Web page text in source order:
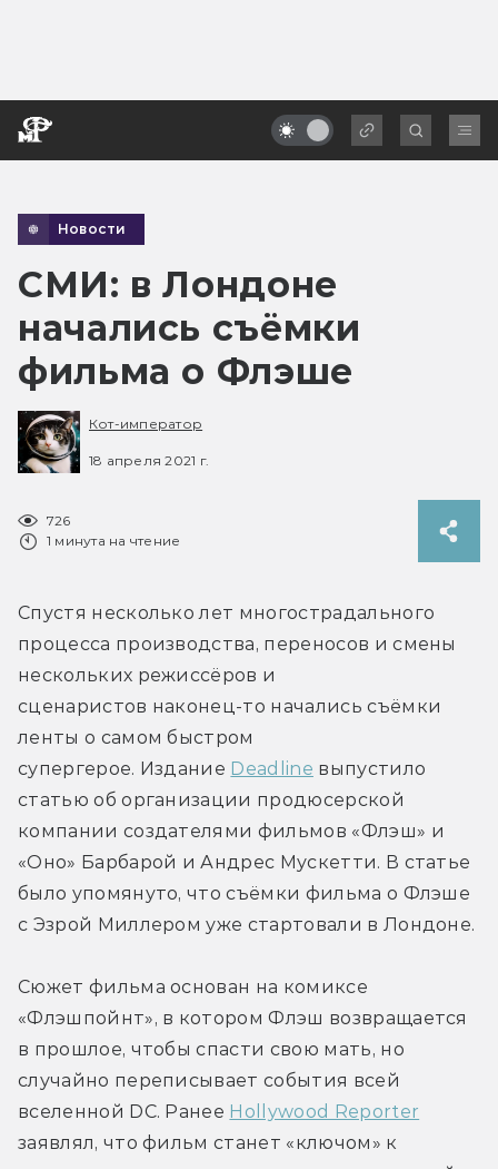
Новости
СМИ: в Лондоне
начались съёмки
фильма о Флэше
Кот-император
18 апреля 2021 г.
726
1 минута на чтение
Спустя несколько лет многострадального
процесса производства, переносов и смены
нескольких режиссёров и
сценаристов наконец-то начались съёмки
ленты о самом быстром
супергерое. Издание Deadline выпустило
статью об организации продюсерской
компании создателями фильмов «Флэш» и
«Оно» Барбарой и Андрес Мускетти. В статье
было упомянуто, что съёмки фильма о Флэше
с Эзрой Миллером уже стартовали в Лондоне.
Сюжет фильма основан на комиксе
«Флэшпойнт», в котором Флэш возвращается
в прошлое, чтобы спасти свою мать, но
случайно переписывает события всей
вселенной DC. Ранее Hollywood Reporter
заявлял, что фильм станет «ключом» к